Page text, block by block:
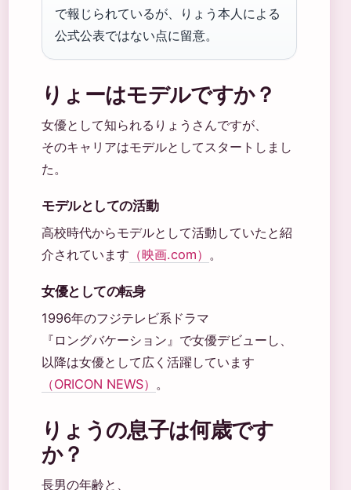
で報じられているが、りょう本人による
公式公表ではない点に留意。
りょーはモデルですか？
女優として知られるりょうさんですが、
そのキャリアはモデルとしてスタートしまし
た。
モデルとしての活動
高校時代からモデルとして活動していたと紹
介されています （映画.com） 。
女優としての転身
1996年のフジテレビ系ドラマ
『ロングバケーション』で女優デビューし、
以降は女優として広く活躍しています
（ORICON NEWS） 。
りょうの息子は何歳です
か？
長男の年齢と、